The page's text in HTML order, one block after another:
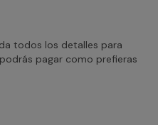
todos los detalles para
pagar como prefieras